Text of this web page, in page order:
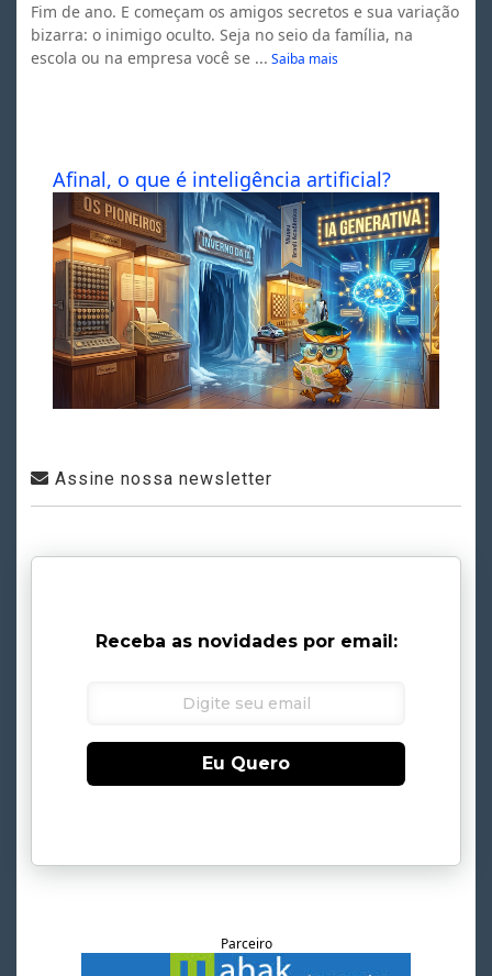
Fim de ano. E começam os amigos secretos e sua variação
bizarra: o inimigo oculto. Seja no seio da família, na
escola ou na empresa você se ... Saiba mais
Afinal, o que é inteligência artificial?
Assine nossa newsletter
Receba as novidades por email:
Eu Quero
Parceiro